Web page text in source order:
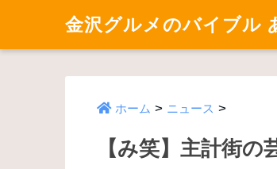
金沢グルメのバイブル
ホーム > ニュース >
【み笑】主計街